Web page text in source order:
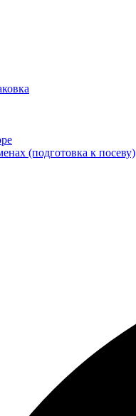
(подготовка к посеву)